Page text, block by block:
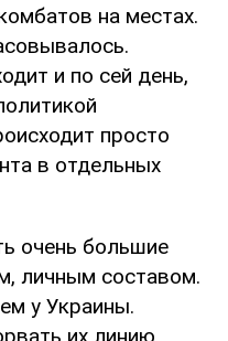
на местах.
и по сей день,
просто
в отдельных
очень большие
личным составом.
у Украины.
их линию